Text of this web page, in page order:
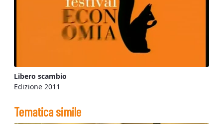
Libero scambio
Edizione 2011
Tematica simile